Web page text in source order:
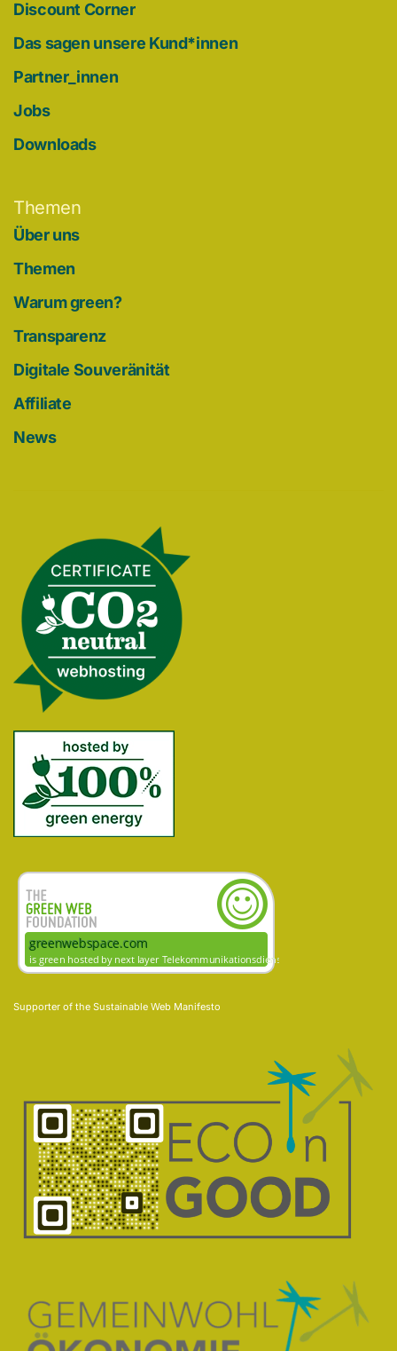
Discount Corner
Das sagen unsere Kund*innen
Partner_innen
Jobs
Downloads
Themen
Über uns
Themen
Warum green?
Transparenz
Digitale Souveränität
Affiliate
News
Supporter of the Sustainable Web Manifesto